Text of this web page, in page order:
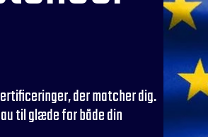
der matcher dig.
til glæde for både din